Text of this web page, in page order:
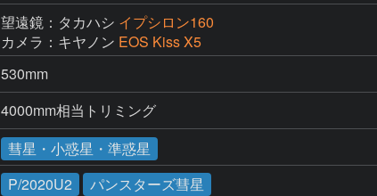
望遠鏡：タカハシ イプシロン160
カメラ：キヤノン EOS Kiss X5
530mm
4000mm相当トリミング
彗星・小惑星・準惑星
P/2020U2 パンスターズ彗星